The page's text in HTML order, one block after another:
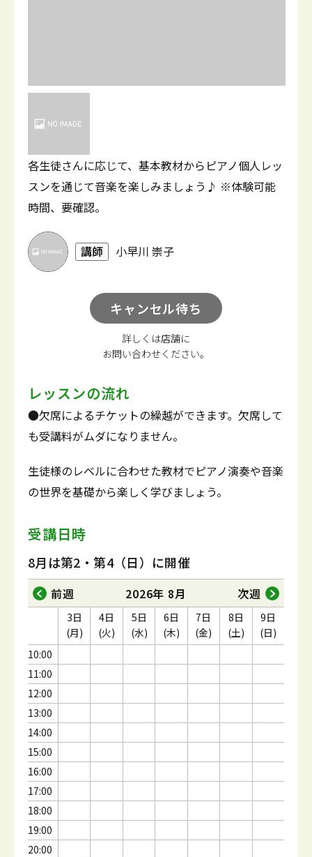
各生徒さんに応じて、基本教材からピアノ個人レッ
スンを通じて音楽を楽しみましょう♪ ※体験可能
時間、要確認。
講師 小早川 崇子
キャンセル待ち
詳しくは店舗に
お問い合わせください。
レッスンの流れ
●欠席によるチケットの繰越ができます。欠席して
も受講料がムダになりません。
生徒様のレベルに合わせた教材でピアノ演奏や音楽
の世界を基礎から楽しく学びましょう。
受講日時
8月は第2・第4（日）に開催
前週 2026年 8月 次週
10:00
11:00
12:00
13:00
14:00
15:00
16:00
17:00
18:00
19:00
20:00
3日
(月)
4日
(火)
5日
(水)
6日
(木)
7日
(金)
8日
(土)
9日
(日)